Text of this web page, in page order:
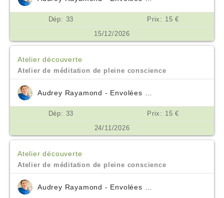
Dép: 33
Prix: 15 €
15/12/2026
Atelier découverte
Atelier de méditation de pleine conscience
Dép: 33
Prix: 15 €
24/11/2026
Atelier découverte
Atelier de méditation de pleine conscience